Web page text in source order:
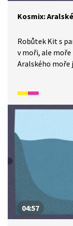
Kosmix:
Robůtek Kit s
v moři, ale
Aralského moře
04:57